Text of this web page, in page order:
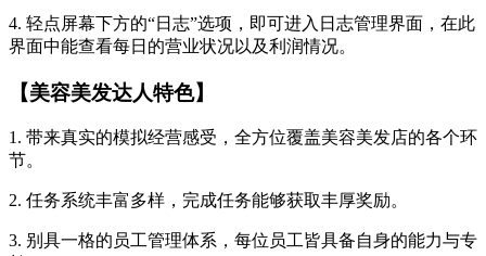
4. 轻点屏幕下方的“日志”选项，即可进入日志管理界面，在此
界面中能查看每日的营业状况以及利润情况。
【美容美发达人特色】
1. 带来真实的模拟经营感受，全方位覆盖美容美发店的各个环
节。
2. 任务系统丰富多样，完成任务能够获取丰厚奖励。
3. 别具一格的员工管理体系，每位员工皆具备自身的能力与专